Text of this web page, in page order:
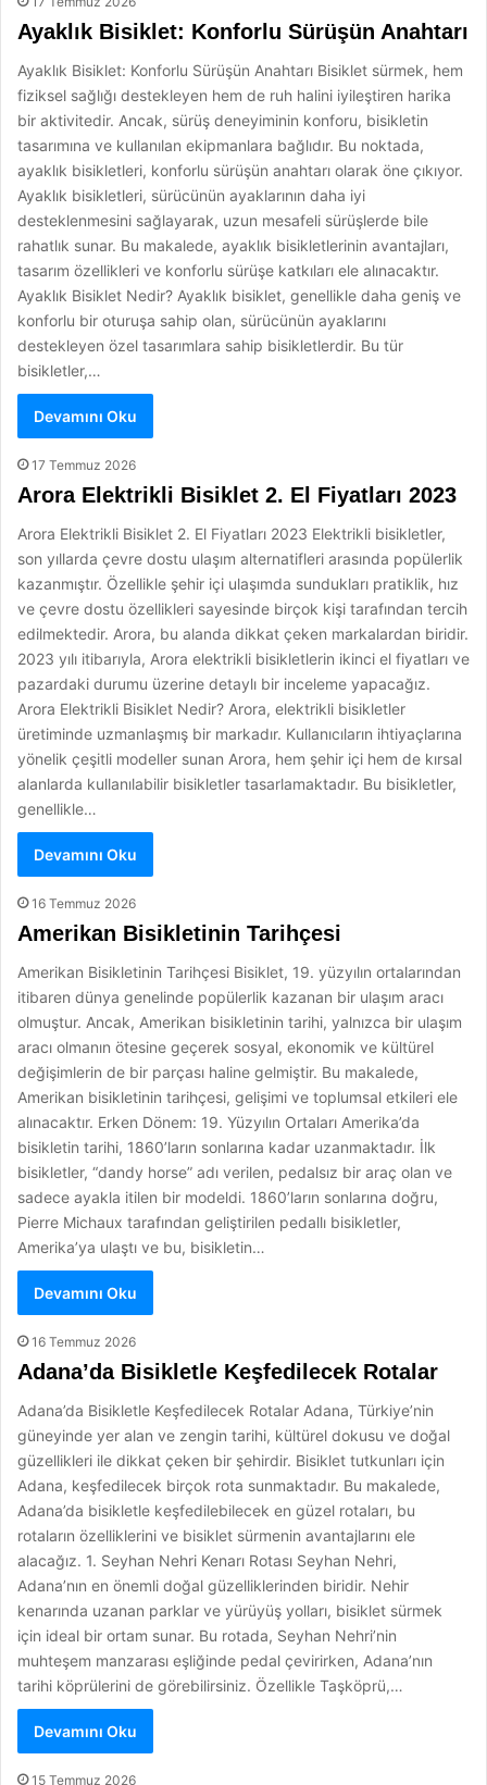
Ayaklık Bisiklet: Konforlu Sürüşün Anahtarı
Ayaklık Bisiklet: Konforlu Sürüşün Anahtarı Bisiklet sürmek, hem
fiziksel sağlığı destekleyen hem de ruh halini iyileştiren harika
bir aktivitedir. Ancak, sürüş deneyiminin konforu, bisikletin
tasarımına ve kullanılan ekipmanlara bağlıdır. Bu noktada,
ayaklık bisikletleri, konforlu sürüşün anahtarı olarak öne çıkıyor.
Ayaklık bisikletleri, sürücünün ayaklarının daha iyi
desteklenmesini sağlayarak, uzun mesafeli sürüşlerde bile
rahatlık sunar. Bu makalede, ayaklık bisikletlerinin avantajları,
tasarım özellikleri ve konforlu sürüşe katkıları ele alınacaktır.
Ayaklık Bisiklet Nedir? Ayaklık bisiklet, genellikle daha geniş ve
konforlu bir oturuşa sahip olan, sürücünün ayaklarını
destekleyen özel tasarımlara sahip bisikletlerdir. Bu tür
bisikletler,…
Devamını Oku
17 Temmuz 2026
Arora Elektrikli Bisiklet 2. El Fiyatları 2023
Arora Elektrikli Bisiklet 2. El Fiyatları 2023 Elektrikli bisikletler,
son yıllarda çevre dostu ulaşım alternatifleri arasında popülerlik
kazanmıştır. Özellikle şehir içi ulaşımda sundukları pratiklik, hız
ve çevre dostu özellikleri sayesinde birçok kişi tarafından tercih
edilmektedir. Arora, bu alanda dikkat çeken markalardan biridir.
2023 yılı itibarıyla, Arora elektrikli bisikletlerin ikinci el fiyatları ve
pazardaki durumu üzerine detaylı bir inceleme yapacağız.
Arora Elektrikli Bisiklet Nedir? Arora, elektrikli bisikletler
üretiminde uzmanlaşmış bir markadır. Kullanıcıların ihtiyaçlarına
yönelik çeşitli modeller sunan Arora, hem şehir içi hem de kırsal
alanlarda kullanılabilir bisikletler tasarlamaktadır. Bu bisikletler,
genellikle…
Devamını Oku
16 Temmuz 2026
Amerikan Bisikletinin Tarihçesi
Amerikan Bisikletinin Tarihçesi Bisiklet, 19. yüzyılın ortalarından
itibaren dünya genelinde popülerlik kazanan bir ulaşım aracı
olmuştur. Ancak, Amerikan bisikletinin tarihi, yalnızca bir ulaşım
aracı olmanın ötesine geçerek sosyal, ekonomik ve kültürel
değişimlerin de bir parçası haline gelmiştir. Bu makalede,
Amerikan bisikletinin tarihçesi, gelişimi ve toplumsal etkileri ele
alınacaktır. Erken Dönem: 19. Yüzyılın Ortaları Amerika’da
bisikletin tarihi, 1860’ların sonlarına kadar uzanmaktadır. İlk
bisikletler, “dandy horse” adı verilen, pedalsız bir araç olan ve
sadece ayakla itilen bir modeldi. 1860’ların sonlarına doğru,
Pierre Michaux tarafından geliştirilen pedallı bisikletler,
Amerika’ya ulaştı ve bu, bisikletin…
Devamını Oku
16 Temmuz 2026
Adana’da Bisikletle Keşfedilecek Rotalar
Adana’da Bisikletle Keşfedilecek Rotalar Adana, Türkiye’nin
güneyinde yer alan ve zengin tarihi, kültürel dokusu ve doğal
güzellikleri ile dikkat çeken bir şehirdir. Bisiklet tutkunları için
Adana, keşfedilecek birçok rota sunmaktadır. Bu makalede,
Adana’da bisikletle keşfedilebilecek en güzel rotaları, bu
rotaların özelliklerini ve bisiklet sürmenin avantajlarını ele
alacağız. 1. Seyhan Nehri Kenarı Rotası Seyhan Nehri,
Adana’nın en önemli doğal güzelliklerinden biridir. Nehir
kenarında uzanan parklar ve yürüyüş yolları, bisiklet sürmek
için ideal bir ortam sunar. Bu rotada, Seyhan Nehri’nin
muhteşem manzarası eşliğinde pedal çevirirken, Adana’nın
tarihi köprülerini de görebilirsiniz. Özellikle Taşköprü,…
Devamını Oku
15 Temmuz 2026